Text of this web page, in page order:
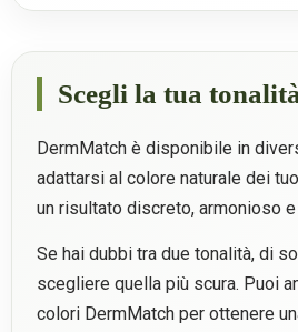
Scegli la tua
DermMatch è disponibile in
adattarsi al colore naturale dei
un risultato discreto, armonioso e
Se hai dubbi tra due tonalità, di
scegliere quella più scura. Puoi
colori DermMatch per ottenere